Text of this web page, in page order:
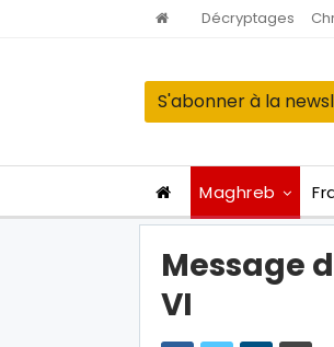
Décryptages
S'abonner à la
Maghreb
Message
VI